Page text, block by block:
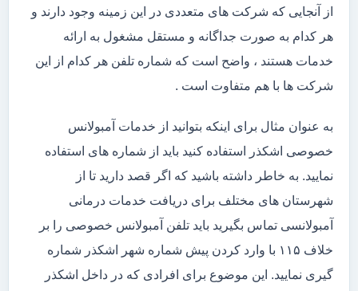
از آنجایی که شرکت های متعددی در این زمینه وجود دارند و
هر کدام به صورت جداگانه و مستقل مشغول به ارائه
خدمات هستند ، واضح است که شماره تلفن هر کدام از این
شرکت ها با هم متفاوت است .
به عنوان مثال برای اینکه بتوانید از خدمات آمبولانس
خصوصی اشکذر استفاده کنید باید از شماره های استفاده
نمایید. به خاطر داشته باشید که اگر قصد دارید تا از
شهرستان های مختلف برای دریافت خدمات درمانی
آمبولانسی تماس بگیرید باید تلفن آمبولانس خصوصی را بر
خلاف ۱۱۵ با وارد کردن پیش شماره شهر اشکذر شماره
گیری نمایید. این موضوع برای افرادی که در داخل اشکذر